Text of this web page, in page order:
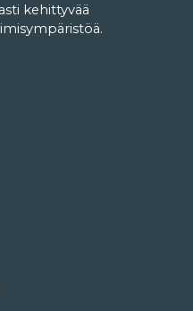
kehittyvää